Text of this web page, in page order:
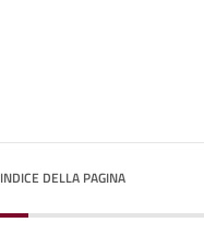
INDICE DELLA PAGINA